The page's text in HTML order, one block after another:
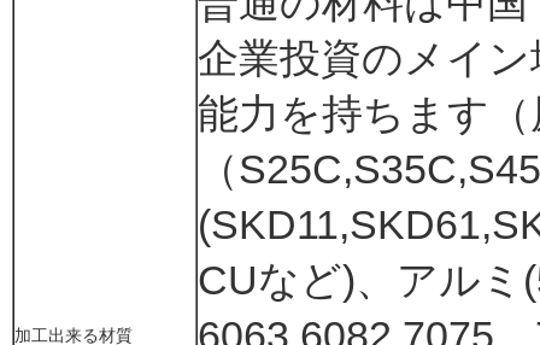
加工出来る材質
企業投資のメイ
能力を持ちます
（
CUなど)、アルミ
6063,6082,7075